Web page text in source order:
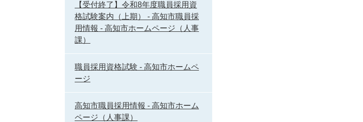
【受付終了】令和8年度職員採用資
格試験案内（上期） - 高知市職員採
用情報 - 高知市ホームページ（人事
課）
職員採用資格試験 - 高知市ホームペ
ージ
高知市職員採用情報 - 高知市ホーム
ページ（人事課）